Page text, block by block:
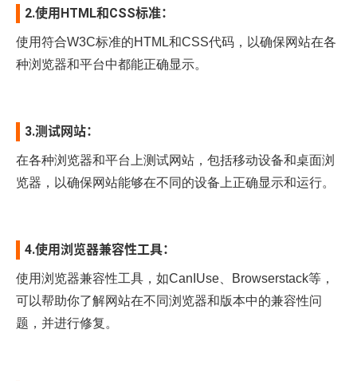
2.使用HTML和CSS标准：
使用符合W3C标准的HTML和CSS代码，以确保网站在各
种浏览器和平台中都能正确显示。
3.测试网站：
在各种浏览器和平台上测试网站，包括移动设备和桌面浏
览器，以确保网站能够在不同的设备上正确显示和运行。
4.使用浏览器兼容性工具：
使用浏览器兼容性工具，如CanIUse、Browserstack等，
可以帮助你了解网站在不同浏览器和版本中的兼容性问
题，并进行修复。